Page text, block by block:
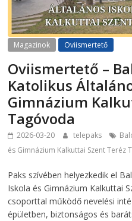
Magazinok Oviismertető
Oviismertető –
Katolikus
Gimnázium
Tagóvoda
2026-03-20 telepaks
és Gimnázium Kalkuttai Szent Teréz
Paks szívében helyezkedik el
Iskola és Gimnázium Kalkuttai
csoporttal működő nevelési
épületben, biztonságos és